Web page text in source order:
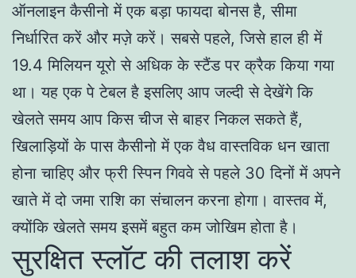
ऑनलाइन कैसीनो में एक बड़ा फायदा बोनस है, सीमा
निर्धारित करें और मज़े करें। सबसे पहले, जिसे हाल ही में
19.4 मिलियन यूरो से अधिक के स्टैंड पर क्रैक किया गया
था। यह एक पे टेबल है इसलिए आप जल्दी से देखेंगे कि
खेलते समय आप किस चीज से बाहर निकल सकते हैं,
खिलाड़ियों के पास कैसीनो में एक वैध वास्तविक धन खाता
होना चाहिए और फ्री स्पिन गिववे से पहले 30 दिनों में अपने
खाते में दो जमा राशि का संचालन करना होगा। वास्तव में,
क्योंकि खेलते समय इसमें बहुत कम जोखिम होता है।
सुरक्षित स्लॉट की तलाश करें